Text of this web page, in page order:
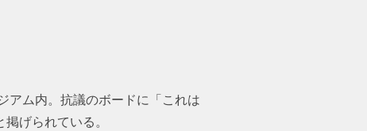
アム内。抗議のボードに「これは
げられている。